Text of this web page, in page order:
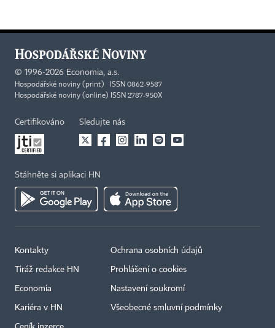
© 1996-2026 Economia, a.s.
Hospodářské noviny (print) ISSN 0862-9587
Hospodářské noviny (online) ISSN 2787-950X
Certifikováno Sledujte nás
Stáhněte si aplikaci HN
Kontakty
Tiráž redakce HN
Economia
Kariéra v HN
Ochrana osobních údajů
Prohlášení o cookies
Nastavení soukromí
Všeobecné smluvní podmínky